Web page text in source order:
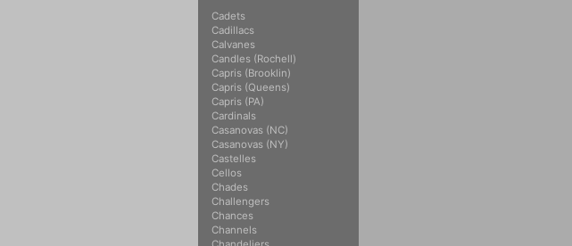
Cadets
Cadillacs
Calvanes
Candles (Rochell)
Capris (Brooklin)
Capris (Queens)
Capris (PA)
Cardinals
Casanovas (NC)
Casanovas (NY)
Castelles
Cellos
Chades
Challengers
Chances
Channels